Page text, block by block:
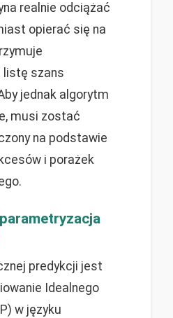
realnie odciążać
opierać się na
listę szans
jednak algorytm
musi zostać
na podstawie
i porażek
predykcji jest
Idealnego
w języku